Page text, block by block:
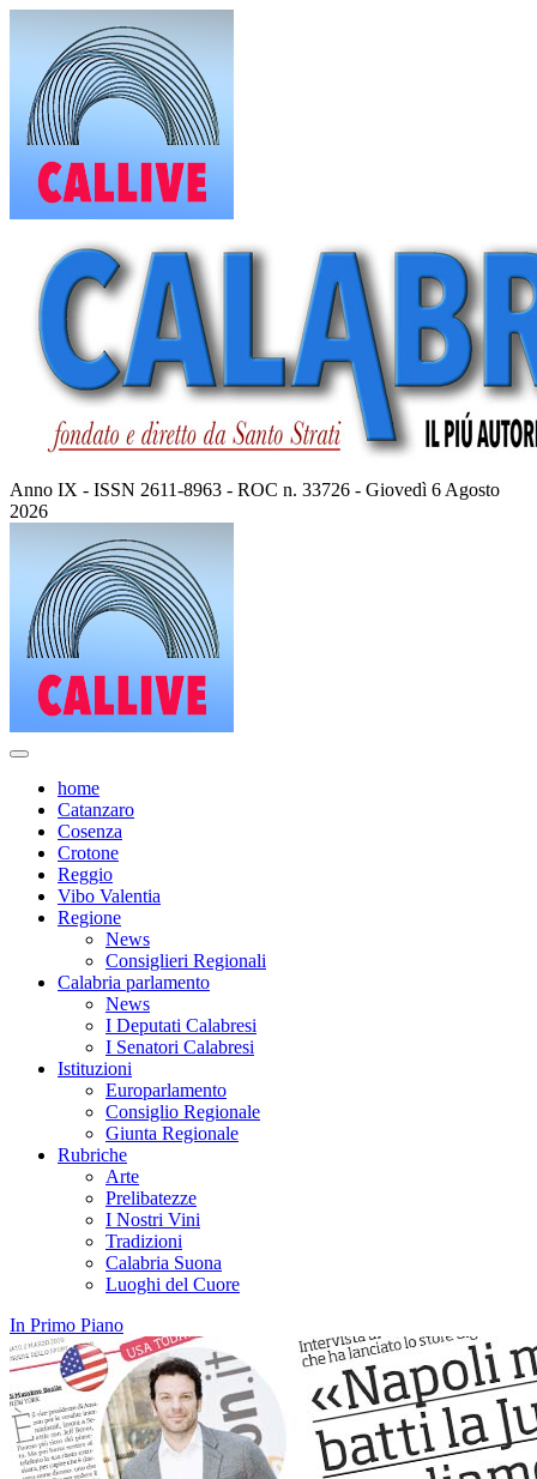
contenuto
Anno IX - ISSN 2611-8963 - ROC n. 33726 - Giovedì 6 Agosto
2026
home
Catanzaro
Cosenza
Crotone
Reggio
Vibo Valentia
Regione
News
Consiglieri Regionali
Calabria parlamento
News
I Deputati Calabresi
I Senatori Calabresi
Istituzioni
Europarlamento
Consiglio Regionale
Giunta Regionale
Rubriche
Arte
Prelibatezze
I Nostri Vini
Tradizioni
Calabria Suona
Luoghi del Cuore
In Primo Piano